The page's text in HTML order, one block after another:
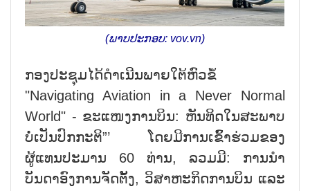
(ພາບປະກອບ: vov.vn)
ກອງປະຊຸມໄດ້ດຳເນີນພາຍໃຕ້ຫົວຂໍ້
"Navigating Aviation in a Never Normal
World" - ຂະແໜງການບິນ: ຫັນທິດໃນສະພາບ
ບໍ່ເປັນປົກກະຕິ”’ ໂດຍມີການເຂົ້າຮ່ວມຂອງ
ຜູ້ແທນປະມານ 60 ທ່ານ, ລວມມີ: ການນຳ
ບັນດາອົງການຈັດຕັ້ງ, ວິສາຫະກິດການບິນ ແລະ